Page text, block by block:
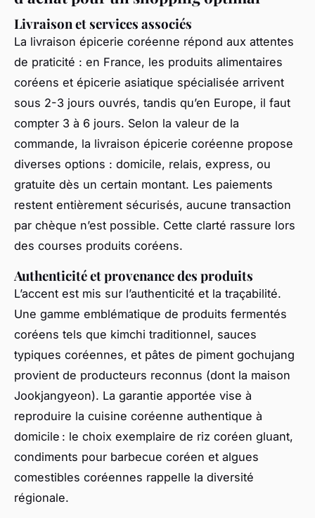
Livraison et services associés
La livraison épicerie coréenne répond aux attentes
de praticité : en France, les produits alimentaires
coréens et épicerie asiatique spécialisée arrivent
sous 2-3 jours ouvrés, tandis qu’en Europe, il faut
compter 3 à 6 jours. Selon la valeur de la
commande, la livraison épicerie coréenne propose
diverses options : domicile, relais, express, ou
gratuite dès un certain montant. Les paiements
restent entièrement sécurisés, aucune transaction
par chèque n’est possible. Cette clarté rassure lors
des courses produits coréens.
Authenticité et provenance des produits
L’accent est mis sur l’authenticité et la traçabilité.
Une gamme emblématique de produits fermentés
coréens tels que kimchi traditionnel, sauces
typiques coréennes, et pâtes de piment gochujang
provient de producteurs reconnus (dont la maison
Jookjangyeon). La garantie apportée vise à
reproduire la cuisine coréenne authentique à
domicile : le choix exemplaire de riz coréen gluant,
condiments pour barbecue coréen et algues
comestibles coréennes rappelle la diversité
régionale.